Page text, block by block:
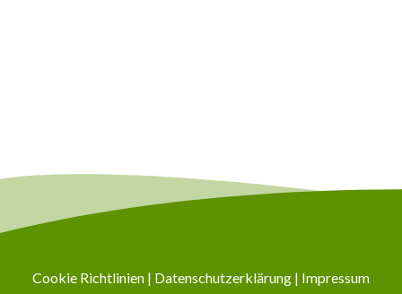
Cookie Richtlinien | Datenschutzerklärung | Impressum